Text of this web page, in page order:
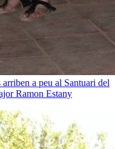
a peu al Santuari del
Ramon Estany